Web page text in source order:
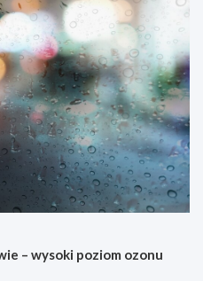
– wysoki poziom ozonu